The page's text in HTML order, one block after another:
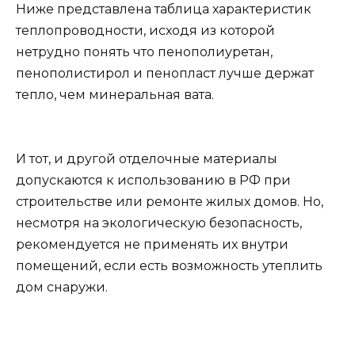
Ниже представлена таблица характеристик
теплопроводности, исходя из которой
нетрудно понять что пенополиуретан,
пенополистирол и пенопласт лучше держат
тепло, чем минеральная вата.
И тот, и другой отделочные материалы
допускаются к использованию в РФ при
строительстве или ремонте жилых домов. Но,
несмотря на экологическую безопасность,
рекомендуется не применять их внутри
помещений, если есть возможность утеплить
дом снаружи.